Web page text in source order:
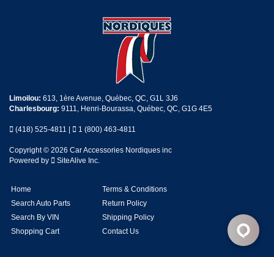
Limoilou: 613, 1ère Avenue, Québec, QC, G1L 3J6
Charlesbourg: 9111, Henri-Bourassa, Québec, QC, G1G 4E5
(418) 525-4811 1 (800) 463-4811
Copyright © 2026 Car Accessories Nordiques inc
Powered by
SiteAlive Inc.
Home
Search Auto Parts
Search By VIN
Shopping Cart
Terms & Conditions
Return Policy
Shipping Policy
Contact Us